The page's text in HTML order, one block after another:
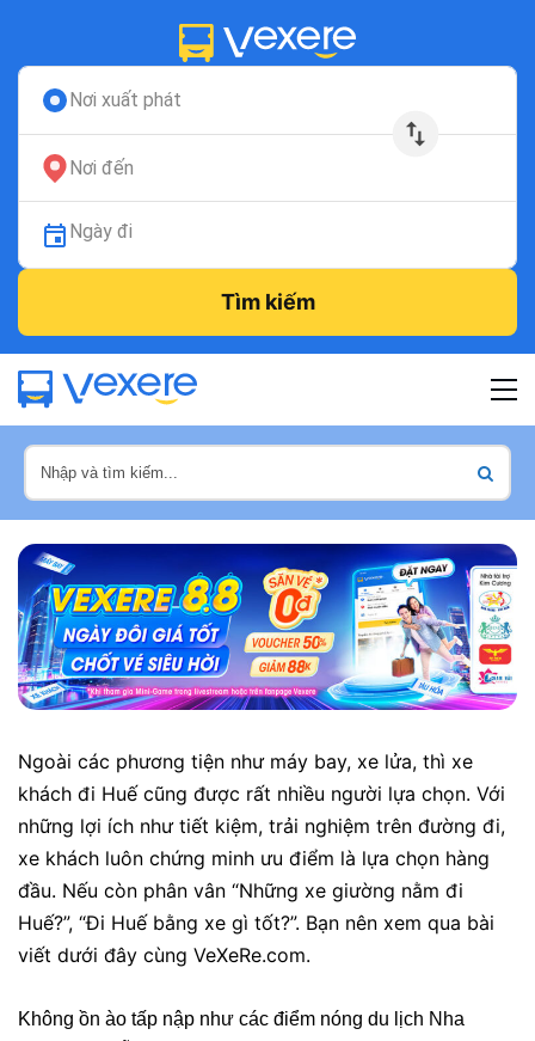
Nơi xuất phát
Nơi đến
Ngày đi
Tìm kiếm
Ngoài các phương tiện như máy bay, xe lửa, thì xe
khách đi Huế cũng được rất nhiều người lựa chọn. Với
những lợi ích như tiết kiệm, trải nghiệm trên đường đi,
xe khách luôn chứng minh ưu điểm là lựa chọn hàng
đầu. Nếu còn phân vân “Những xe giường nằm đi
Huế?”, “Đi Huế bằng xe gì tốt?”. Bạn nên xem qua bài
viết dưới đây cùng VeXeRe.com.
Không ồn ào tấp nập như các điểm nóng du lịch Nha